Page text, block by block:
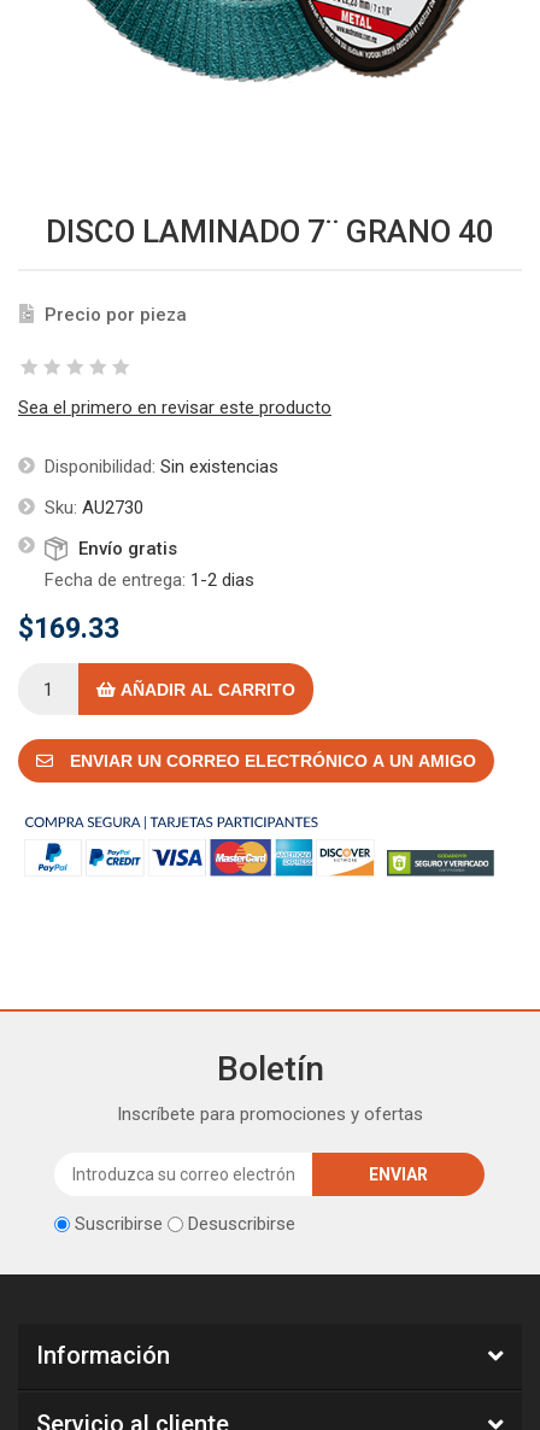
DISCO LAMINADO 7¨ GRANO 40
Precio por pieza
Sea el primero en revisar este producto
Disponibilidad: Sin existencias
Sku: AU2730
Envío gratis
Fecha de entrega: 1-2 dias
$169.33
AÑADIR AL CARRITO
ENVIAR UN CORREO ELECTRÓNICO A UN AMIGO
Boletín
Inscríbete para promociones y ofertas
Suscribirse Desuscribirse
Información